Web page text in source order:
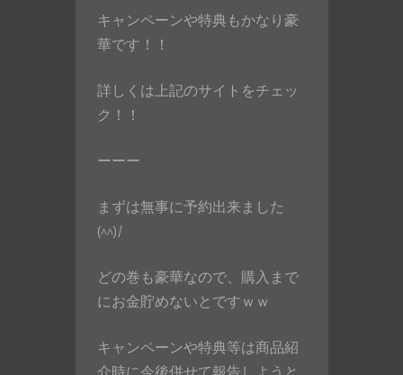
キャンペーンや特典もかなり豪
華です！！
詳しくは上記のサイトをチェッ
ク！！
ーーー
まずは無事に予約出来ました
(^^)/
どの巻も豪華なので、購入まで
にお金貯めないとですｗｗ
キャンペーンや特典等は商品紹